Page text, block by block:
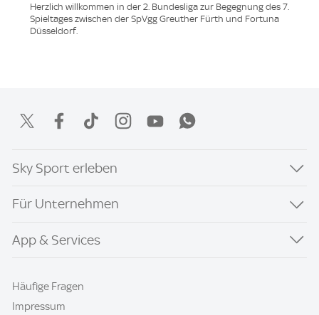
Herzlich willkommen in der 2. Bundesliga zur Begegnung des 7.
Spieltages zwischen der SpVgg Greuther Fürth und Fortuna
Düsseldorf.
Sky Sport erleben
Für Unternehmen
App & Services
Häufige Fragen
Impressum